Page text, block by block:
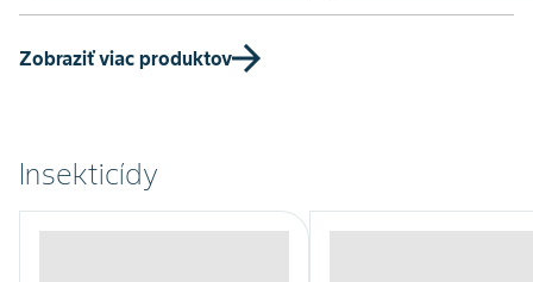
Zobraziť viac produktov
Insekticídy